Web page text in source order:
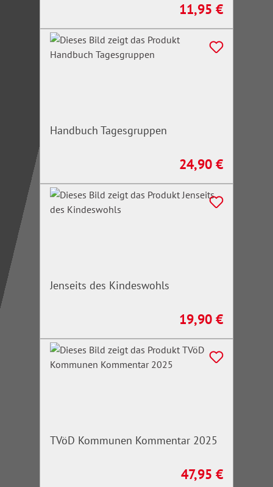
Regulärer Preis:
11,95 €
Handbuch Tagesgruppen
Regulärer Preis:
24,90 €
Jenseits des Kindeswohls
Regulärer Preis:
19,90 €
TVöD Kommunen Kommentar 2025
Regulärer Preis:
47,95 €